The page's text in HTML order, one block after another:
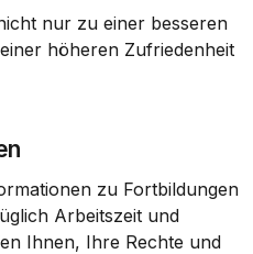
nur zu einer besseren
höheren Zufriedenheit
zu Fortbildungen
Ihnen, Ihre Rechte und